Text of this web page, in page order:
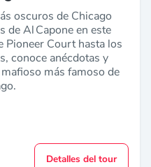
oscuros de Chicago
de Al Capone en este
Pioneer Court hasta los
conoce anécdotas y
más famoso de
Detalles del tour